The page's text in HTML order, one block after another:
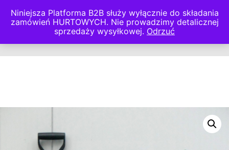
Niniejsza Platforma B2B służy wyłącznie do składania
zamówień HURTOWYCH. Nie prowadzimy detalicznej
sprzedaży wysyłkowej. Odrzuć
Szkółka
Poźniak